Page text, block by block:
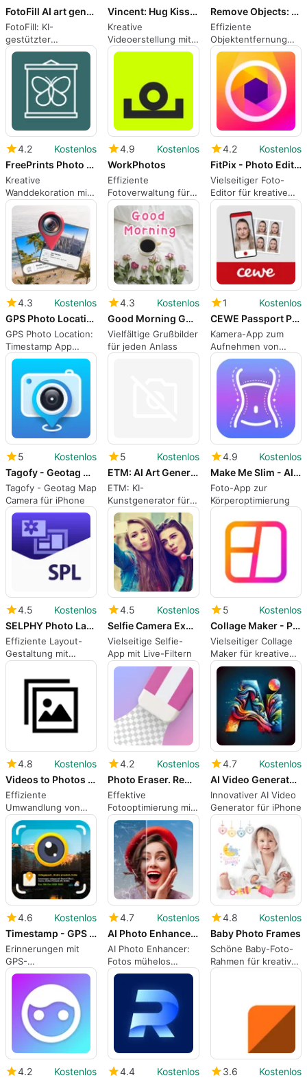
FotoFill AI art generator
FotoFill: KI-
gestützter
Fotogenerator für
iPhone
Vincent: Hug Kiss AI Video
Kreative
Videoerstellung mit
Vincent: Hug Kiss AI
Remove Objects: Photo Retouch
Effiziente
Objektentfernung
für Fotos
4.2
Kostenlos
FreePrints Photo Art
Kreative
Wanddekoration mit
FreePrints Photo Art
4.9
Kostenlos
WorkPhotos
Effiziente
Fotoverwaltung für
den Arbeitsplatz
4.2
Kostenlos
FitPix - Photo Editor
Vielseitiger Foto-
Editor für kreative
Bearbeitungen
4.3
Kostenlos
GPS Photo Location: Timestamp
GPS Photo Location:
Timestamp App
Review
4.3
Kostenlos
Good Morning Good Night Images
Vielfältige Grußbilder
für jeden Anlass
1
Kostenlos
CEWE Passport Photo
Kamera-App zum
Aufnehmen von
Passbildern
5
Kostenlos
Tagofy - Geotag Map Camera
Tagofy - Geotag Map
Camera für iPhone
5
Kostenlos
ETM: AI Art Generator
ETM: KI-
Kunstgenerator für
kreative Köpfe
4.9
Kostenlos
Make Me Slim - AI Body Shape
Foto-App zur
Körperoptimierung
4.5
Kostenlos
SELPHY Photo Layout
Effiziente Layout-
Gestaltung mit
SELPHY Photo
Layout
4.5
Kostenlos
Selfie Camera Expert
Vielseitige Selfie-
App mit Live-Filtern
5
Kostenlos
Collage Maker - Photo Editor
Vielseitiger Collage
Maker für kreative
Fotobearbeitung
4.8
Kostenlos
Videos to Photos Images 2
Effiziente
Umwandlung von
Videos in Bilder
4.2
Kostenlos
Photo Eraser. Remove Objects
Effektive
Fotooptimierung mit
Photo Eraser
4.7
Kostenlos
AI Video Generator and Maker
Innovativer AI Video
Generator für iPhone
4.6
Kostenlos
Timestamp - GPS Map Camera
Erinnerungen mit
GPS-
Standortstempeln
festhalten
4.7
Kostenlos
AI Photo Enhancer and Editor
AI Photo Enhancer:
Fotos mühelos
verbessern
4.8
Kostenlos
Baby Photo Frames
Schöne Baby-Foto-
Rahmen für kreative
Erinnerungen
4.2
Kostenlos
4.4
Kostenlos
3.6
Kostenlos